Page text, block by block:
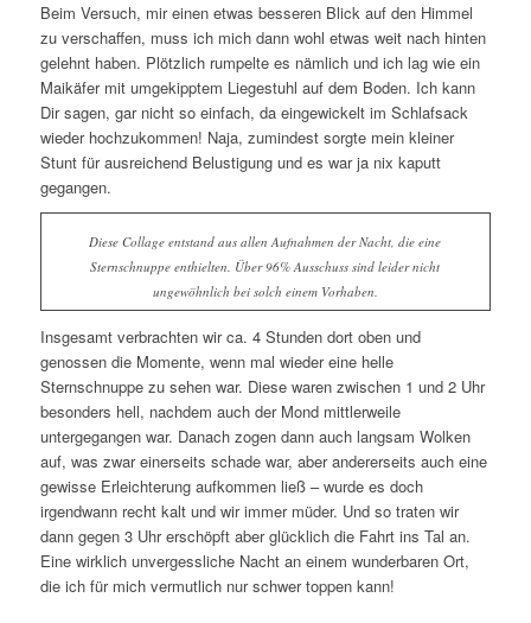
Beim Versuch, mir einen etwas besseren Blick auf den Himmel
zu verschaffen, muss ich mich dann wohl etwas weit nach hinten
gelehnt haben. Plötzlich rumpelte es nämlich und ich lag wie ein
Maikäfer mit umgekipptem Liegestuhl auf dem Boden. Ich kann
Dir sagen, gar nicht so einfach, da eingewickelt im Schlafsack
wieder hochzukommen! Naja, zumindest sorgte mein kleiner
Stunt für ausreichend Belustigung und es war ja nix kaputt
gegangen.
Diese Collage entstand aus allen Aufnahmen der Nacht, die eine
Sternschnuppe enthielten. Über 96% Ausschuss sind leider nicht
ungewöhnlich bei solch einem Vorhaben.
Insgesamt verbrachten wir ca. 4 Stunden dort oben und
genossen die Momente, wenn mal wieder eine helle
Sternschnuppe zu sehen war. Diese waren zwischen 1 und 2 Uhr
besonders hell, nachdem auch der Mond mittlerweile
untergegangen war. Danach zogen dann auch langsam Wolken
auf, was zwar einerseits schade war, aber andererseits auch eine
gewisse Erleichterung aufkommen ließ – wurde es doch
irgendwann recht kalt und wir immer müder. Und so traten wir
dann gegen 3 Uhr erschöpft aber glücklich die Fahrt ins Tal an.
Eine wirklich unvergessliche Nacht an einem wunderbaren Ort,
die ich für mich vermutlich nur schwer toppen kann!